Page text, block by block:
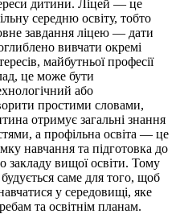
дитини. Ліцей — це
середню освіту, тобто
завдання ліцею — дати
вивчати окремі
майбутньої професії
це може бути
або
простими словами,
отримує загальні знання
а профільна освіта — це
навчання та підготовка до
закладу вищої освіти. Тому
будується саме для того, щоб
у середовищі, яке
та освітнім планам.